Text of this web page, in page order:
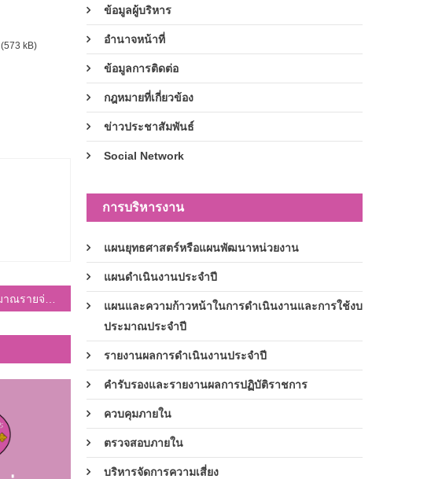
(573 kB)
ข้อมูลผู้บริหาร
อำนาจหน้าที่
ข้อมูลการติดต่อ
กฎหมายที่เกี่ยวข้อง
ข่าวประชาสัมพันธ์
Social Network
การบริหารงาน
แผนยุทธศาสตร์หรือแผนพัฒนาหน่วยงาน
แผนดำเนินงานประจำปี
แผนและความก้าวหน้าในการดำเนินงานและการใช้งบ
ประมาณประจำปี
รายงานผลการดำเนินงานประจำปี
คำรับรองและรายงานผลการปฏิบัติราชการ
ควบคุมภายใน
ตรวจสอบภายใน
บริหารจัดการความเสี่ยง